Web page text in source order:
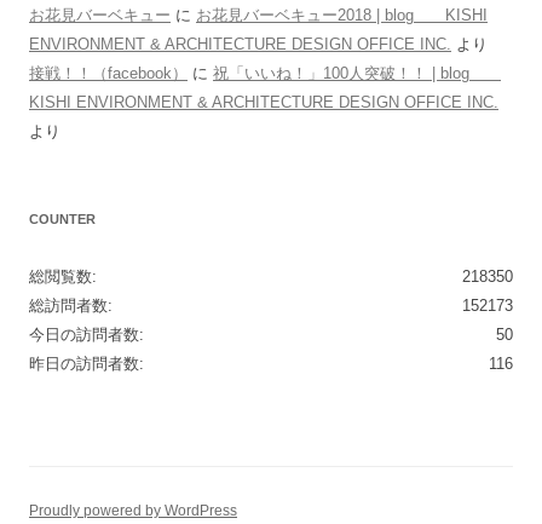
お花見バーベキュー に お花見バーベキュー2018 | blog KISHI
ENVIRONMENT & ARCHITECTURE DESIGN OFFICE INC. より
接戦！！（facebook）
に 祝「いいね！」100人突破！！ | blog
KISHI ENVIRONMENT & ARCHITECTURE DESIGN OFFICE INC.
より
COUNTER
218350
総閲覧数:
152173
総訪問者数:
50
今日の訪問者数:
116
昨日の訪問者数:
Proudly powered by WordPress